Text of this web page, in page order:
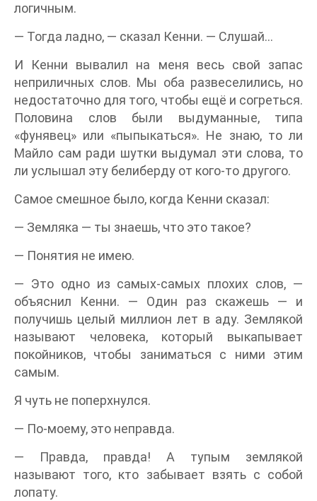
логичным.
— Тогда ладно, — сказал Кенни. — Слушай…
И Кенни вывалил на меня весь свой запас
неприличных слов. Мы оба развеселились, но
недостаточно для того, чтобы ещё и согреться.
Половина слов были выдуманные, типа
«фунявец» или «пыпыкаться». Не знаю, то ли
Майло сам ради шутки выдумал эти слова, то
ли услышал эту белиберду от кого-то другого.
Самое смешное было, когда Кенни сказал:
— Земляка — ты знаешь, что это такое?
— Понятия не имею.
— Это одно из самых-самых плохих слов, —
объяснил Кенни. — Один раз скажешь — и
получишь целый миллион лет в аду. Землякой
называют человека, который выкапывает
покойников, чтобы заниматься с ними этим
самым.
Я чуть не поперхнулся.
— По-моему, это неправда.
— Правда, правда! А тупым землякой
называют того, кто забывает взять с собой
лопату.